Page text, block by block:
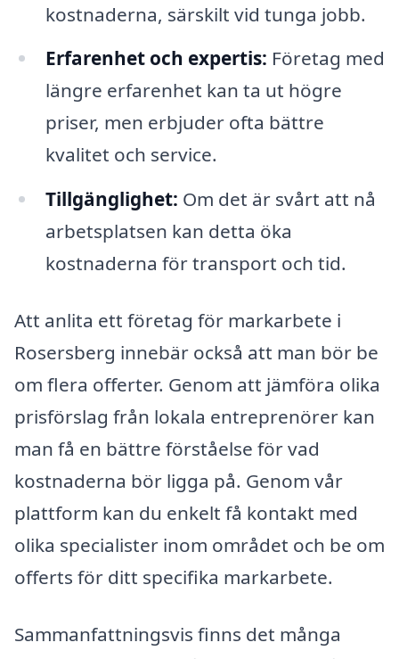
kostnaderna, särskilt vid tunga jobb.
Erfarenhet och expertis: Företag med
längre erfarenhet kan ta ut högre
priser, men erbjuder ofta bättre
kvalitet och service.
Tillgänglighet: Om det är svårt att nå
arbetsplatsen kan detta öka
kostnaderna för transport och tid.
Att anlita ett företag för markarbete i
Rosersberg innebär också att man bör be
om flera offerter. Genom att jämföra olika
prisförslag från lokala entreprenörer kan
man få en bättre förståelse för vad
kostnaderna bör ligga på. Genom vår
plattform kan du enkelt få kontakt med
olika specialister inom området och be om
offerts för ditt specifika markarbete.
Sammanfattningsvis finns det många